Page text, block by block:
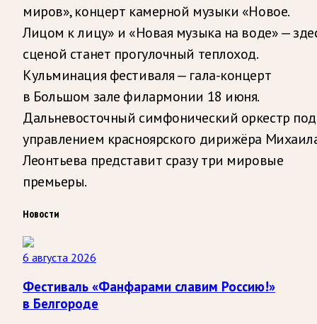
миров», концерт камерной музыки «Новое.
Лицом к лицу» и «Новая музыка на воде» —
сценой станет прогулочный теплоход.
Кульминация фестиваля — гала-концерт
в Большом зале филармонии 18 июня.
Дальневосточный симфонический оркестр под
управлением красноярского дирижёра
Леонтьева представит сразу три мировые
премьеры.
Новости
6 августа 2026
Фестиваль «Фанфарами славим Россию!»
в Белгороде